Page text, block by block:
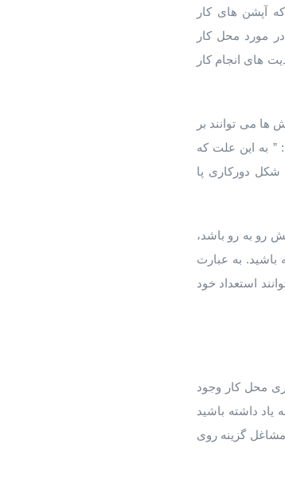
آپشن های کار
مورد محل کار
های انجام کار
ها می توانند بر
” به این علت که
شکل دورکاری پا
رو به رو باشد،
به عبارت
استعداد خود
محل کار وجود
داشته باشید
گزینه روی